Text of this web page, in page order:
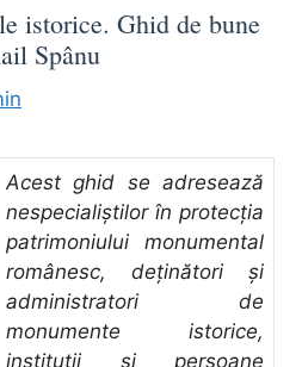
istorice. Ghid de bune
Spânu
Acest ghid se adresează
nespecialiștilor în protecția
patrimoniului monumental
românesc, deținători și
administratori de
monumente istorice,
instituții și persoane